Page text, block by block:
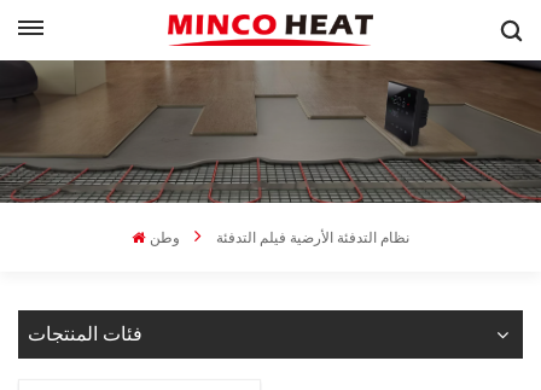
وطن نظام التدفئة الأرضية فيلم التدفئة
فئات المنتجات